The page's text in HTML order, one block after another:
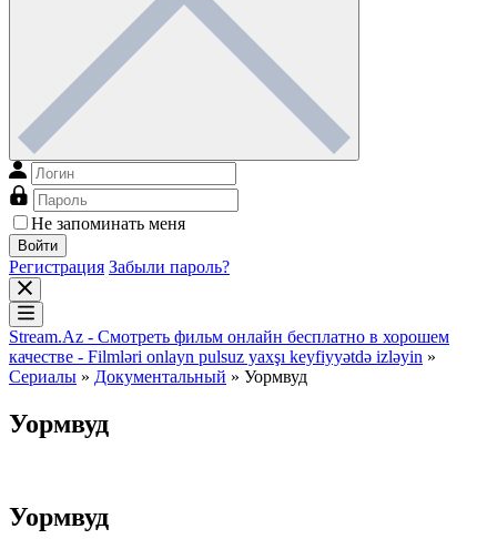
Не запоминать меня
Войти
Регистрация Забыли пароль?
Stream.Az - Смотреть фильм онлайн бесплатно в хорошем
качестве - Filmləri onlayn pulsuz yaxşı keyfiyyətdə izləyin »
Сериалы » Документальный » Уормвуд
Уормвуд
Уормвуд